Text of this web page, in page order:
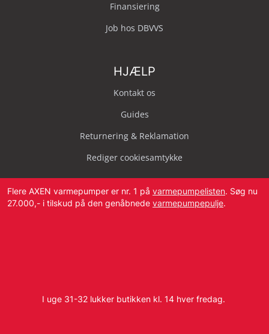
Finansiering
Job hos DBVVS
HJÆLP
Kontakt os
Guides
Returnering & Reklamation
Rediger cookiesamtykke
E-mail:info@dbvvs.dk
Flere AXEN varmepumper er nr. 1 på varmepumpelisten. Søg nu
27.000,- i tilskud på den genåbnede varmepumpepulje.
I uge 31-32 lukker butikken kl. 14 hver fredag.